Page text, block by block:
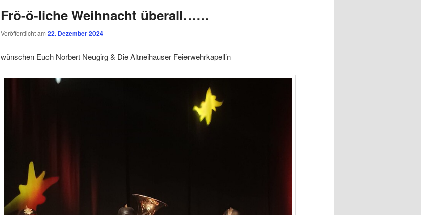
Frö-ö-liche Weihnacht überall……
Veröffentlicht am 22. Dezember 2024
wünschen Euch Norbert Neugirg & Die Altneihauser Feierwehrkapell’n